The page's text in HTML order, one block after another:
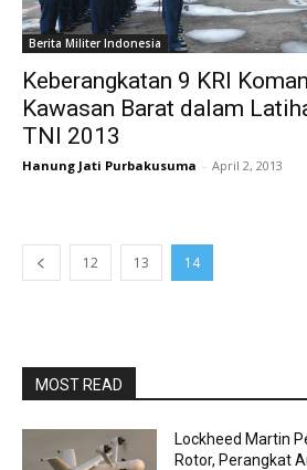
Berita Militer Indonesia
Keberangkatan 9 KRI
Kawasan Barat dalam
TNI 2013
Hanung Jati Purbakusuma - April 2, 2013
12 13 14
MOST READ
Lockheed Martin
Rotor, Perangkat